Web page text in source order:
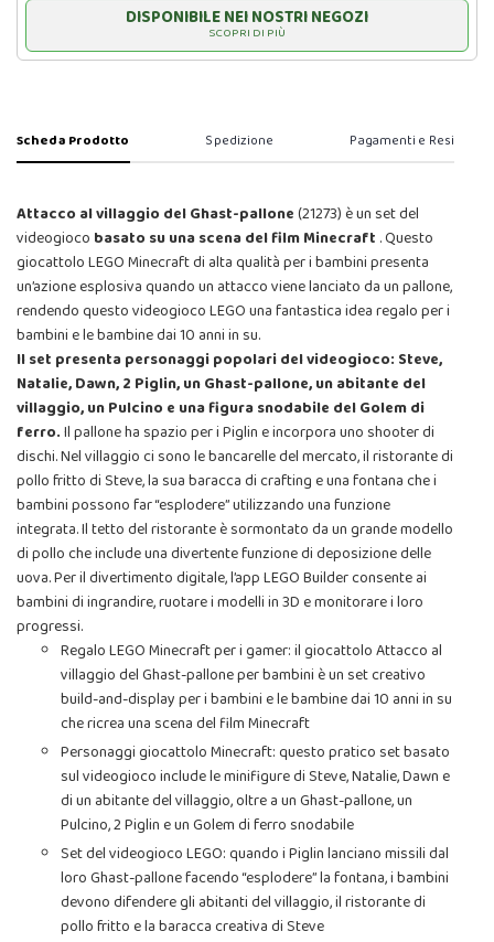
DISPONIBILE NEI NOSTRI NEGOZI
SCOPRI DI PIÙ
Scheda Prodotto Spedizione Pagamenti e Resi
Attacco al villaggio del Ghast-pallone(21273) è un set del
videogioco basato su una scena del film Minecraft . Questo
giocattolo LEGO Minecraft di alta qualità per i bambini presenta
un’azione esplosiva quando un attacco viene lanciato da un pallone,
rendendo questo videogioco LEGO una fantastica idea regalo per i
bambini e le bambine dai 10 anni in su.
Il set presenta personaggi popolari del videogioco: Steve,
Natalie, Dawn, 2 Piglin, un Ghast-pallone, un abitante del
villaggio, un Pulcino e una figura snodabile del Golem di
ferro.Il pallone ha spazio per i Piglin e incorpora uno shooter di
dischi. Nel villaggio ci sono le bancarelle del mercato, il ristorante di
pollo fritto di Steve, la sua baracca di crafting e una fontana che i
bambini possono far “esplodere” utilizzando una funzione
integrata. Il tetto del ristorante è sormontato da un grande modello
di pollo che include una divertente funzione di deposizione delle
uova. Per il divertimento digitale, l’app LEGO Builder consente ai
bambini di ingrandire, ruotare i modelli in 3D e monitorare i loro
progressi.
Regalo LEGO Minecraft per i gamer: il giocattolo Attacco al
villaggio del Ghast-pallone per bambini è un set creativo
build-and-display per i bambini e le bambine dai 10 anni in su
che ricrea una scena del film Minecraft
Personaggi giocattolo Minecraft: questo pratico set basato
sul videogioco include le minifigure di Steve, Natalie, Dawn e
di un abitante del villaggio, oltre a un Ghast-pallone, un
Pulcino, 2 Piglin e un Golem di ferro snodabile
Set del videogioco LEGO: quando i Piglin lanciano missili dal
loro Ghast-pallone facendo “esplodere” la fontana, i bambini
devono difendere gli abitanti del villaggio, il ristorante di
pollo fritto e la baracca creativa di Steve